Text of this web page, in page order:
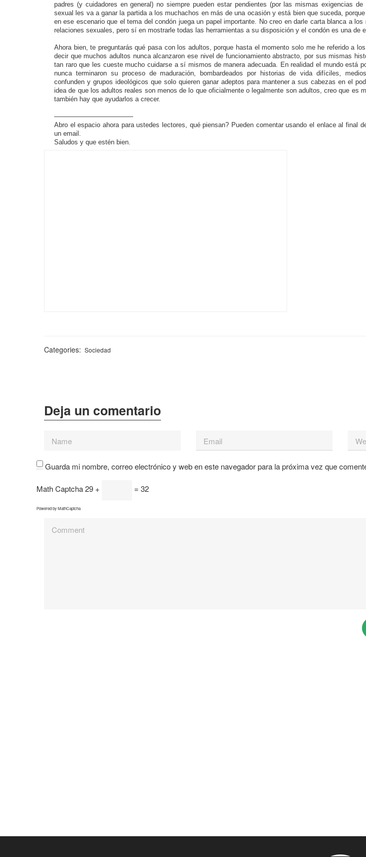
padres (y cuidadores en general) no siempre pueden estar pendientes (por las mismas exigencias
sexual les va a ganar la partida a los muchachos en más de una ocasión y está bien que suceda,
en ese escenario que el tema del condón juega un papel importante. No creo en darle carta blanca a los
relaciones sexuales, pero sí en mostrarle todas las herramientas a su disposición y el condón es una de
Ahora bien, te preguntarás qué pasa con los adultos, porque hasta el momento solo me he referido a
decir que muchos adultos nunca alcanzaron ese nivel de funcionamiento abstracto, por sus mismas
tan raro que les cueste mucho cuidarse a sí mismos de manera adecuada. En realidad el mundo está
nunca terminaron su proceso de maduración, bombardeados por historias de vida difíciles,
confunden y grupos ideológicos que solo quieren ganar adeptos para mantener a sus cabezas en el
idea de que los adultos reales son menos de lo que oficialmente o legalmente son adultos, creo que es
también hay que ayudarlos a crecer.
————————————
Abro el espacio ahora para ustedes lectores, qué piensan? Pueden comentar usando el enlace al final
un email.
Saludos y que estén bien.
Categories: Sociedad
Guarda mi nombre, correo electrónico y web en este navegador para la próxima vez que
Math Captcha29 + = 32
Powered byMathCaptcha